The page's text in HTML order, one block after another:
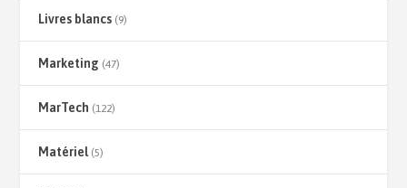
Livres blancs (9)
Marketing (47)
MarTech (122)
Matériel(5)